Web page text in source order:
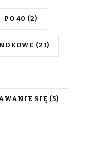
PO 40 (2)
(21)
SIĘ (5)